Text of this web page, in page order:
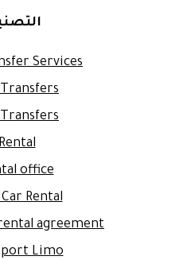
Services
office
Rental
agreement
Limo